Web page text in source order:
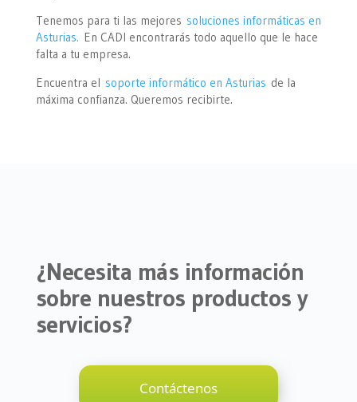
Tenemos para ti las mejores soluciones informáticas en
Asturias. En CADI encontrarás todo aquello que le hace
falta a tu empresa.
Encuentra el soporte informático en Asturias de la
máxima confianza. Queremos recibirte.
¿Necesita más información
sobre nuestros productos y
servicios?
Contáctenos